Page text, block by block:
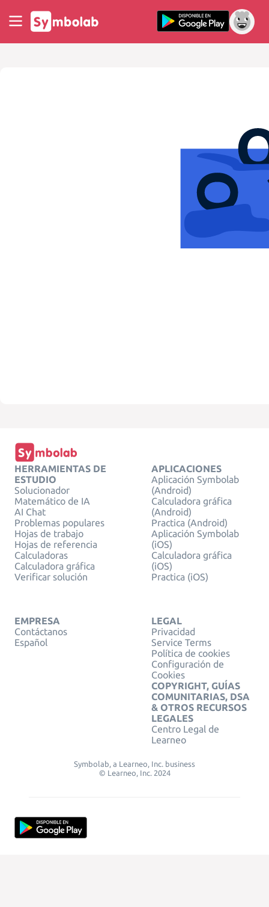
HERRAMIENTAS DE
ESTUDIO
Solucionador
Matemático de IA
AI Chat
Problemas populares
Hojas de trabajo
Hojas de referencia
Calculadoras
Calculadora gráfica
Verificar solución
APLICACIONES
Aplicación Symbolab
(Android)
Calculadora gráfica
(Android)
Practica (Android)
Aplicación Symbolab
(iOS)
Calculadora gráfica
(iOS)
Practica (iOS)
EMPRESA
Contáctanos
Español
LEGAL
Privacidad
Service Terms
Política de cookies
Configuración de
Cookies
COPYRIGHT, GUÍAS
COMUNITARIAS, DSA
& OTROS RECURSOS
LEGALES
Centro Legal de
Learneo
Symbolab, a Learneo, Inc. business
© Learneo, Inc. 2024